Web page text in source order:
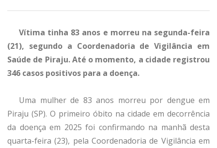
Vítima tinha 83 anos e morreu na segunda-feira
(21), segundo a Coordenadoria de Vigilância em
Saúde de Piraju. Até o momento, a cidade registrou
346 casos positivos para a doença.
Uma mulher de 83 anos morreu por dengue em
Piraju (SP). O primeiro óbito na cidade em decorrência
da doença em 2025 foi confirmando na manhã desta
quarta-feira (23), pela Coordenadoria de Vigilância em